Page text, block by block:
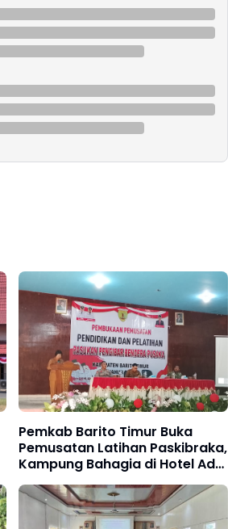
Pemkab Barito Timur Buka
Pemusatan Latihan Paskibraka,
Kampung Bahagia di Hotel Ade
Difungsikan